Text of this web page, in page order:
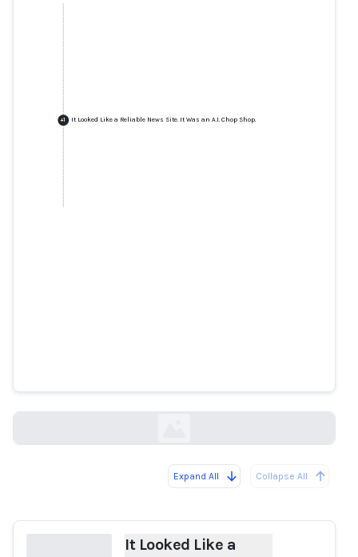
+1 It Looked Like a Reliable News Site. It Was an A.I. Chop Shop.
Expand All Collapse All
It Looked Like a